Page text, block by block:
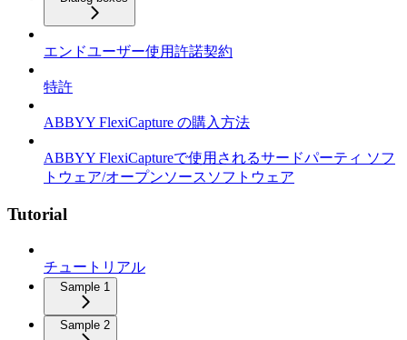
エンドユーザー使用許諾契約
特許
ABBYY FlexiCapture の購入方法
ABBYY FlexiCaptureで使用されるサードパーティ ソフ
トウェア/オープンソースソフトウェア
Tutorial
チュートリアル
Sample 1
Sample 2